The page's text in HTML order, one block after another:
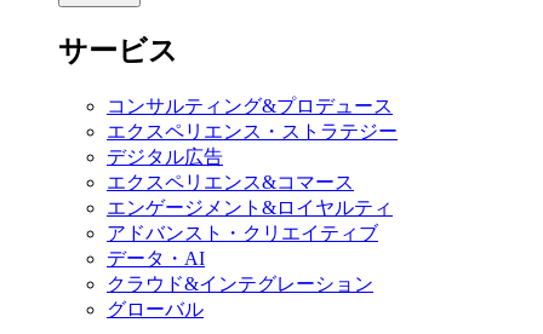
サービス
コンサルティング&プロデュース
エクスペリエンス・ストラテジー
デジタル広告
エクスペリエンス&コマース
エンゲージメント&ロイヤルティ
アドバンスト・クリエイティブ
データ・AI
クラウド&インテグレーション
グローバル